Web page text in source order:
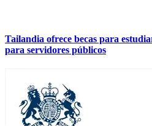
Tailandia ofrece becas para
para servidores públicos